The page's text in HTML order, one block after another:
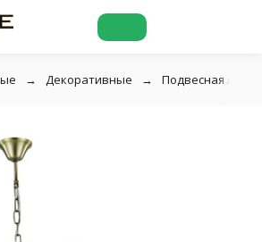
Декоративные Подвесная